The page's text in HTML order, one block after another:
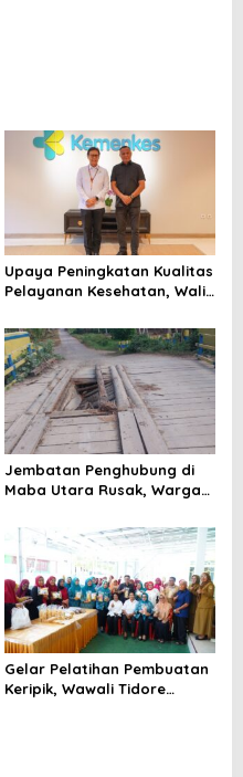
Upaya Peningkatan Kualitas
Pelayanan Kesehatan, Wali
Audiensi dengan Menkes RI
Jembatan Penghubung di
Maba Utara Rusak, Warga
dari Pemda
Gelar Pelatihan Pembuatan
Keripik, Wawali Tidore